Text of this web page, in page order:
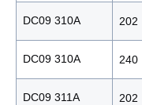
DC09 310A 202
DC09 310A 240
DC09 311A 202